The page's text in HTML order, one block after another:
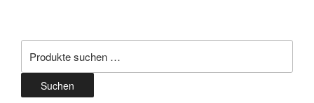
Suchen